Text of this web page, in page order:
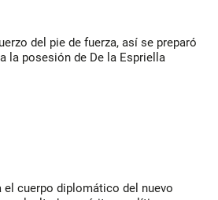
del pie de fuerza, así se preparó
la posesión de De la Espriella
el cuerpo diplomático del nuevo